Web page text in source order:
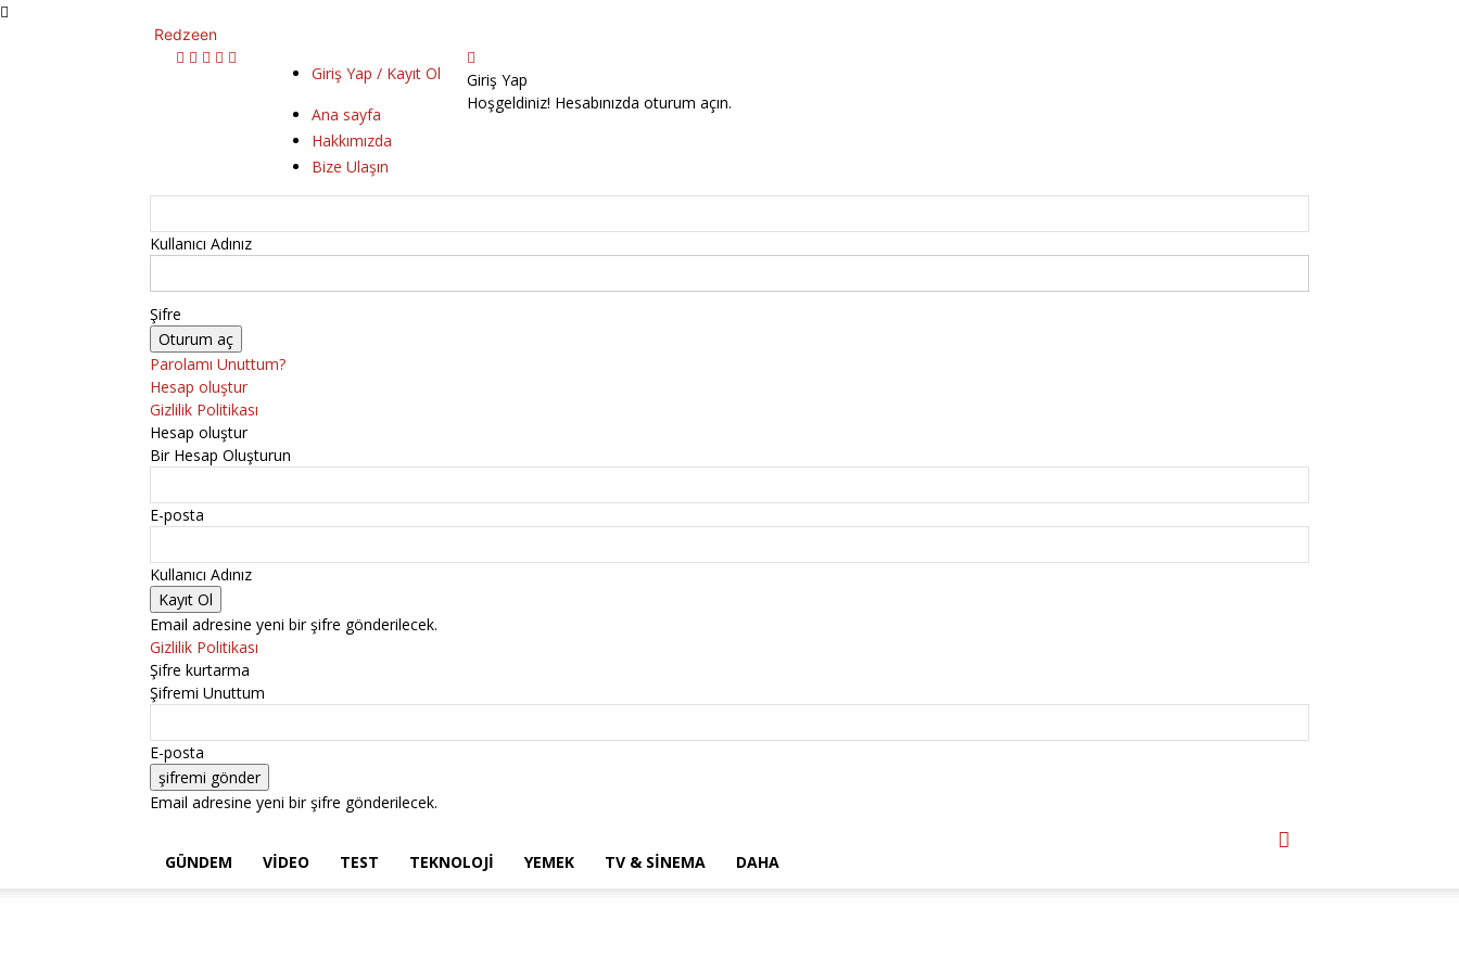
Redzeen
Giriş Yap / Kayıt Ol
Ana sayfa
Hakkımızda
Bize Ulaşın
Giriş Yap
Hoşgeldiniz! Hesabınızda oturum açın.
Kullanıcı Adınız
Şifre
Parolamı Unuttum?
Hesap oluştur
Gizlilik Politikası
Hesap oluştur
Bir Hesap Oluşturun
E-posta
Kullanıcı Adınız
Email adresine yeni bir şifre gönderilecek.
Gizlilik Politikası
Şifre kurtarma
Şifremi Unuttum
E-posta
Email adresine yeni bir şifre gönderilecek.
GÜNDEM VIDEO TEST TEKNOLOJI YEMEK TV & SINEMA DAHA